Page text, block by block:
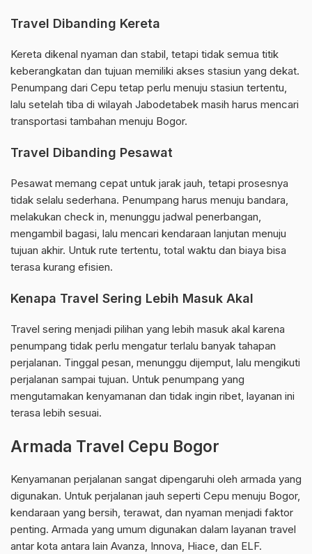
Travel Dibanding Kereta
Kereta dikenal nyaman dan stabil, tetapi tidak semua titik
keberangkatan dan tujuan memiliki akses stasiun yang dekat.
Penumpang dari Cepu tetap perlu menuju stasiun tertentu,
lalu setelah tiba di wilayah Jabodetabek masih harus mencari
transportasi tambahan menuju Bogor.
Travel Dibanding Pesawat
Pesawat memang cepat untuk jarak jauh, tetapi prosesnya
tidak selalu sederhana. Penumpang harus menuju bandara,
melakukan check in, menunggu jadwal penerbangan,
mengambil bagasi, lalu mencari kendaraan lanjutan menuju
tujuan akhir. Untuk rute tertentu, total waktu dan biaya bisa
terasa kurang efisien.
Kenapa Travel Sering Lebih Masuk Akal
Travel sering menjadi pilihan yang lebih masuk akal karena
penumpang tidak perlu mengatur terlalu banyak tahapan
perjalanan. Tinggal pesan, menunggu dijemput, lalu mengikuti
perjalanan sampai tujuan. Untuk penumpang yang
mengutamakan kenyamanan dan tidak ingin ribet, layanan ini
terasa lebih sesuai.
Armada Travel Cepu Bogor
Kenyamanan perjalanan sangat dipengaruhi oleh armada yang
digunakan. Untuk perjalanan jauh seperti Cepu menuju Bogor,
kendaraan yang bersih, terawat, dan nyaman menjadi faktor
penting. Armada yang umum digunakan dalam layanan travel
antar kota antara lain Avanza, Innova, Hiace, dan ELF.